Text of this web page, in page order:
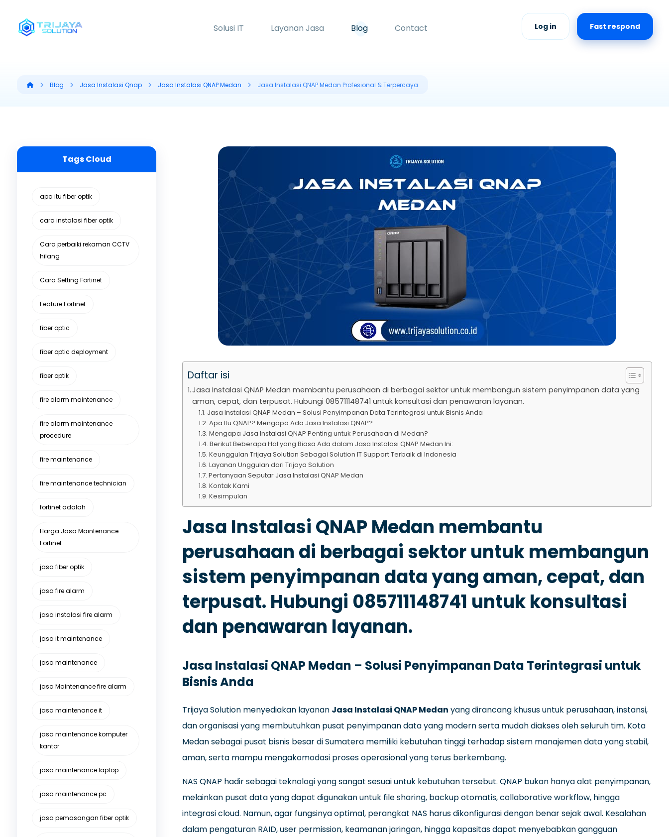
Solusi IT Layanan Jasa Blog Contact Fast respond
Log in
Blog Jasa Instalasi Qnap Jasa Instalasi QNAP Medan Jasa Instalasi QNAP Medan Profesional & Terpercaya
Daftar isi
Jasa Instalasi QNAP Medan membantu perusahaan di berbagai sektor untuk membangun sistem penyimpanan data yang
aman, cepat, dan terpusat. Hubungi 085711148741 untuk konsultasi dan penawaran layanan.
Jasa Instalasi QNAP Medan – Solusi Penyimpanan Data Terintegrasi untuk Bisnis Anda
Apa Itu QNAP? Mengapa Ada Jasa Instalasi QNAP?
Mengapa Jasa Instalasi QNAP Penting untuk Perusahaan di Medan?
Berikut Beberapa Hal yang Biasa Ada dalam Jasa Instalasi QNAP Medan Ini:
Keunggulan Trijaya Solution Sebagai Solution IT Support Terbaik di Indonesia
Layanan Unggulan dari Trijaya Solution
Pertanyaan Seputar Jasa Instalasi QNAP Medan
Kontak Kami
Kesimpulan
Jasa Instalasi QNAP Medan membantu
perusahaan di berbagai sektor untuk membangun
sistem penyimpanan data yang aman, cepat, dan
terpusat. Hubungi 085711148741 untuk konsultasi
dan penawaran layanan.
Jasa Instalasi QNAP Medan – Solusi Penyimpanan Data Terintegrasi untuk
Bisnis Anda
Trijaya Solution menyediakan layanan Jasa Instalasi QNAP Medan yang dirancang khusus untuk perusahaan, instansi,
dan organisasi yang membutuhkan pusat penyimpanan data yang modern serta mudah diakses oleh seluruh tim. Kota
Medan sebagai pusat bisnis besar di Sumatera memiliki kebutuhan tinggi terhadap sistem manajemen data yang stabil,
aman, serta mampu mengakomodasi proses operasional yang terus berkembang.
NAS QNAP hadir sebagai teknologi yang sangat sesuai untuk kebutuhan tersebut. QNAP bukan hanya alat penyimpanan,
melainkan pusat data yang dapat digunakan untuk file sharing, backup otomatis, collaborative workflow, hingga
integrasi cloud. Namun, agar fungsinya optimal, perangkat NAS harus dikonfigurasi dengan benar sejak awal. Kesalahan
dalam pengaturan RAID, user permission, keamanan jaringan, hingga kapasitas dapat menyebabkan gangguan
Tags Cloud
apa itu fiber optik
cara instalasi fiber optik
Cara perbaiki rekaman CCTV
hilang
Cara Setting Fortinet
Feature Fortinet
fiber optic
fiber optic deployment
fiber optik
fire alarm maintenance
fire alarm maintenance
procedure
fire maintenance
fire maintenance technician
fortinet adalah
Harga Jasa Maintenance
Fortinet
jasa fiber optik
jasa fire alarm
jasa instalasi fire alarm
jasa it maintenance
jasa maintenance
jasa Maintenance fire alarm
jasa maintenance it
jasa maintenance komputer
kantor
jasa maintenance laptop
jasa maintenance pc
jasa pemasangan fiber optik